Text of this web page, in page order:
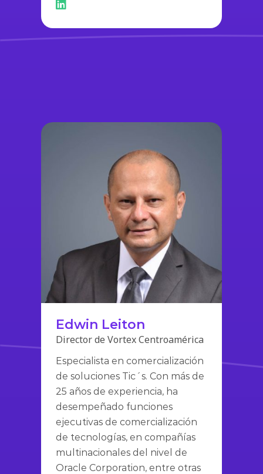
Edwin Leiton
Director de Vortex Centroamérica
Especialista en comercialización
de soluciones Tic´s. Con más de
25 años de experiencia, ha
desempeñado funciones
ejecutivas de comercialización
de tecnologías, en compañías
multinacionales del nivel de
Oracle Corporation, entre otras